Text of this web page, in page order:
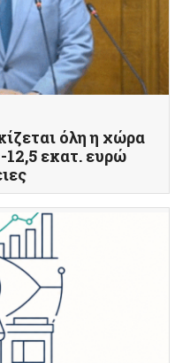
όλη η χώρα
12,5 εκατ. ευρώ